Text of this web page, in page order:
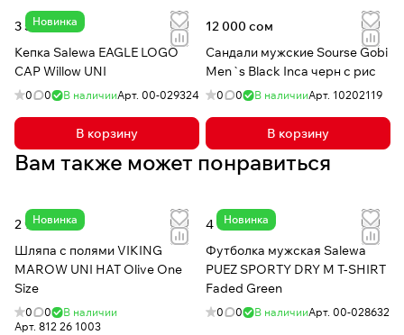
Новинка
3 530 сом
Кепка Salewa EAGLE LOGO
CAP Willow UNI
0 0 В наличииАрт. 00-029324
В корзину
12 000 сом
Сандали мужские Sourse Gobi
Men`s Black Inca черн с рис
0 0 В наличииАрт. 10202119
В корзину
Вам также может понравиться
Новинка
2 980 сом
Шляпа с полями VIKING
MAROW UNI HAT Olive One
Size
0 0
В наличии
Арт. 812 26 1003
Новинка
4 030 сом
Футболка мужская Salewa
PUEZ SPORTY DRY M T-SHIRT
Faded Green
0 0 В наличииАрт. 00-028632